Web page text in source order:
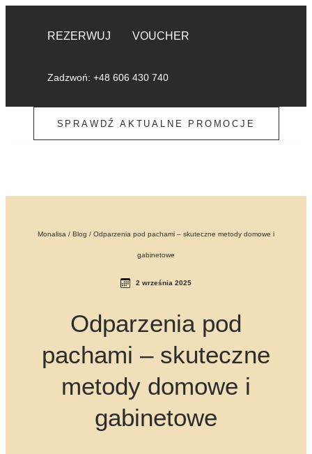
REZERWUJ VOUCHER
Zadzwoń: +48 606 430 740
SPRAWDŹ AKTUALNE PROMOCJE
Monalisa / Blog / Odparzenia pod pachami – skuteczne metody domowe i
gabinetowe
2 września 2025
Odparzenia pod
pachami – skuteczne
metody domowe i
gabinetowe